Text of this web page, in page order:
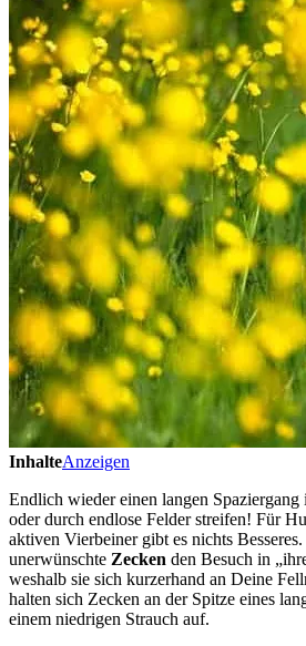
InhalteAnzeigen
Endlich wieder einen langen Spaziergang
oder durch endlose Felder streifen! Für
aktiven Vierbeiner gibt es nichts
unerwünschte Zecken den Besuch in
weshalb sie sich kurzerhand an Deine
halten sich Zecken an der Spitze eines
einem niedrigen Strauch auf.